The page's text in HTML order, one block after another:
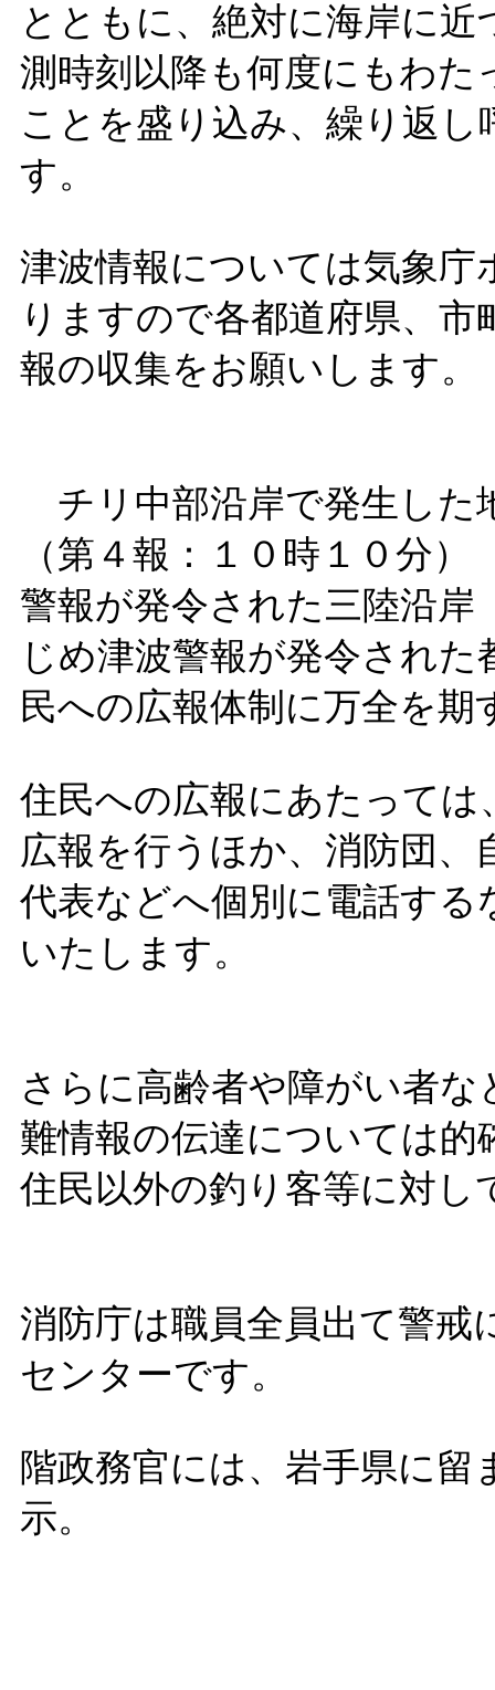
とともに、絶対に海岸に
測時刻以降も何度にもわ
ことを盛り込み、繰り返
す。
津波情報については気象
りますので各都道府県、
報の収集をお願いします。
チリ中部沿岸で発生した
（第４報：１０時１０分
警報が発令された三陸沿岸
じめ津波警報が発令され
民への広報体制に万全を
住民への広報にあたっては
広報を行うほか、消防団、
代表などへ個別に電話す
いたします。
さらに高齢者や障がい者
難情報の伝達については
住民以外の釣り客等に対
消防庁は職員全員出て警戒
センターです。
階政務官には、岩手県に
示。